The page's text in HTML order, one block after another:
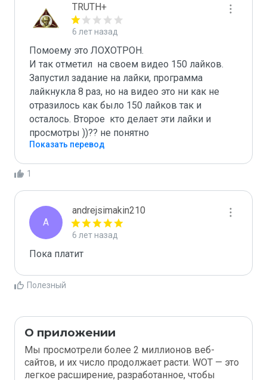
TRUTH+
6 лет назад
Помоему это ЛОХОТРОН.
И так отметил  на своем видео 150 лайков.
Запустил задание на лайки, программа
лайкнукла 8 раз, но на видео это ни как не
отразилось как было 150 лайков так и
осталось. Второе  кто делает эти лайки и
Показать перевод
1
A
andrejsimakin210
6 лет назад
Пока платит
Полезный
О приложении
Мы просмотрели более 2 миллионов веб-
сайтов, и их число продолжает расти. WOT — это
легкое расширение, разработанное, чтобы